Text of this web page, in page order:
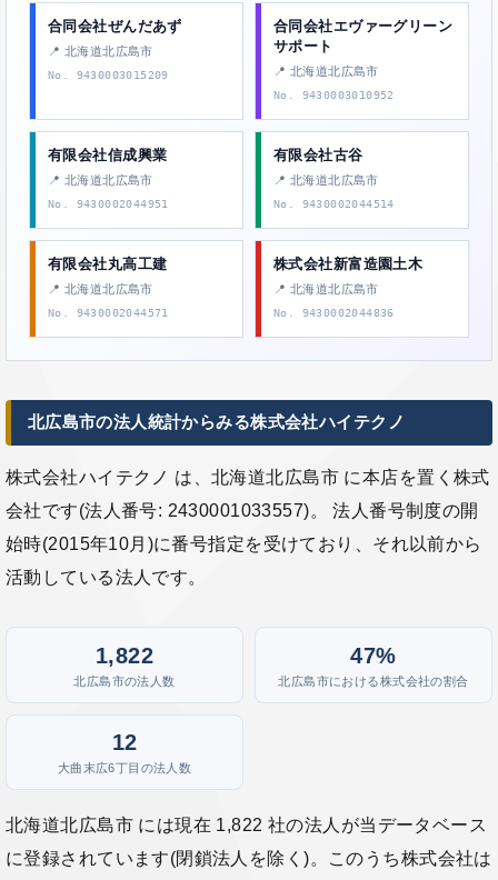
合同会社ぜんだあず
📍 北海道北広島市
No. 9430003015209
合同会社エヴァーグリーン
サポート
📍 北海道北広島市
No. 9430003010952
有限会社信成興業
📍 北海道北広島市
No. 9430002044951
有限会社古谷
📍 北海道北広島市
No. 9430002044514
有限会社丸高工建
📍 北海道北広島市
No. 9430002044571
株式会社新富造園土木
📍 北海道北広島市
No. 9430002044836
北広島市の法人統計からみる株式会社ハイテクノ
株式会社ハイテクノ は、北海道北広島市 に本店を置く株式
会社です(法人番号: 2430001033557)。 法人番号制度の開
始時(2015年10月)に番号指定を受けており、それ以前から
活動している法人です。
1,822
北広島市の法人数
47%
北広島市における株式会社の割合
12
大曲末広6丁目の法人数
北海道北広島市 には現在 1,822 社の法人が当データベース
に登録されています(閉鎖法人を除く)。このうち株式会社は